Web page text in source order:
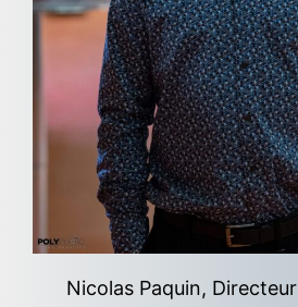
Nicolas Paquin, Directeur